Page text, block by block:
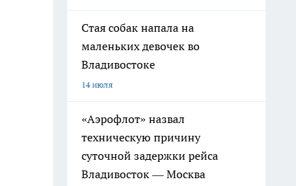
Стая собак напала на
маленьких девочек во
Владивостоке
14 июля
«Аэрофлот» назвал
техническую причину
суточной задержки рейса
Владивосток — Москва